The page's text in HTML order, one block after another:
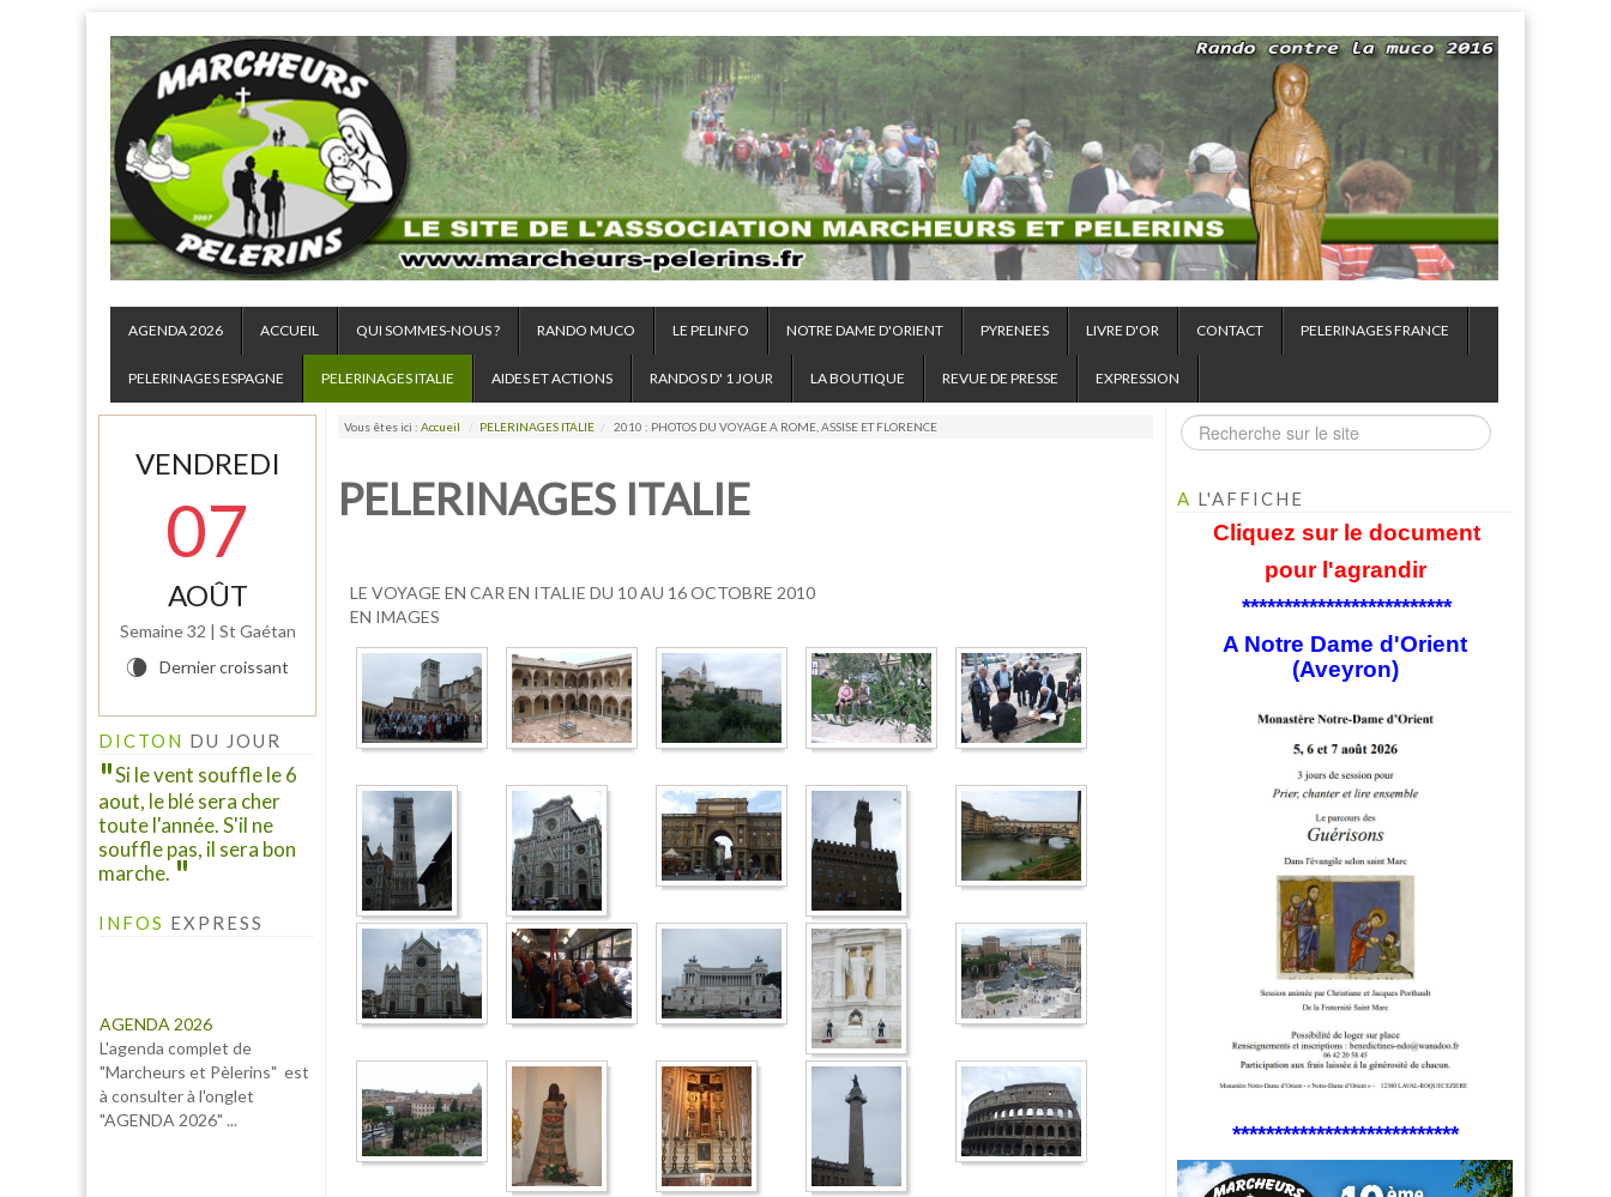
AGENDA 2026 ACCUEIL QUI SOMMES-NOUS ? RANDO MUCO LE PELINFO NOTRE DAME D'ORIENT PYRENEES LIVRE D'OR CONTACT PELERINAGES FRANCE
PELERINAGES ESPAGNE PELERINAGES ITALIE AIDES ET ACTIONS RANDOS D' 1 JOUR LA BOUTIQUE REVUE DE PRESSE EXPRESSION
Vous êtes ici : Accueil / PELERINAGES ITALIE / 2010 : PHOTOS DU VOYAGE A ROME, ASSISE ET FLORENCE
PELERINAGES ITALIE
LE VOYAGE EN CAR EN ITALIE DU 10 AU 16 OCTOBRE 2010
EN IMAGES
VENDREDI
07
AOÛT
Semaine 32 | St Gaétan
V Dernier croissant
DICTON DU JOUR
Si le vent souffle le 6
aout, le blé sera cher
toute l'année. S'il ne
souffle pas, il sera bon
marche.
INFOS EXPRESS
"Marcheurs et Pèlerins" est
à consulter à l'onglet
"AGENDA 2026" ...
A L'AFFICHE
Cliquez sur le document
pour l'agrandir
*************************
A Notre Dame d'Orient
(Aveyron)
***************************